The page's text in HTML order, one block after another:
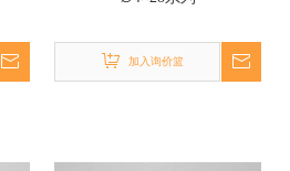
加入询价篮